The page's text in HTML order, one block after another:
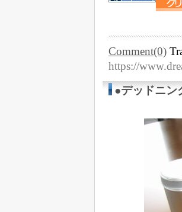
Comment(0)
https://
●デッドニ